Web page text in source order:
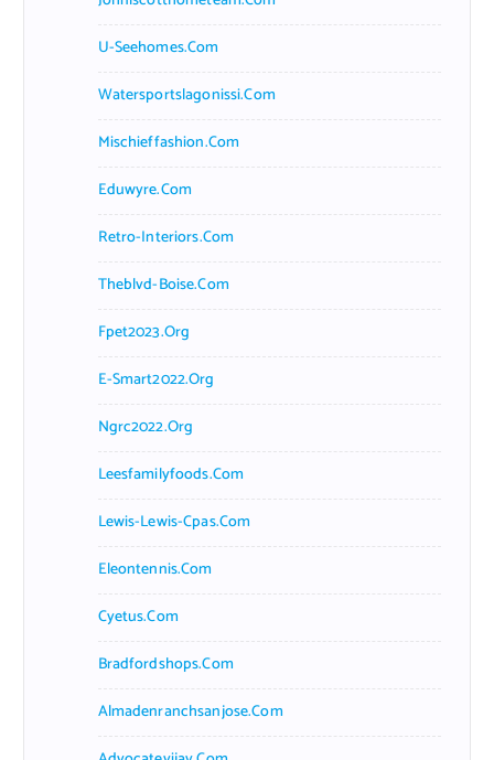
U-Seehomes.com
Watersportslagonissi.com
Mischieffashion.com
Eduwyre.com
Retro-Interiors.com
Theblvd-Boise.com
Fpet2023.org
E-Smart2022.org
Ngrc2022.org
Leesfamilyfoods.com
Lewis-Lewis-Cpas.com
Eleontennis.com
Cyetus.com
Bradfordshops.com
Almadenranchsanjose.com